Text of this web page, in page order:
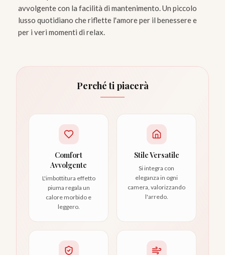
avvolgente con la facilità di mantenimento. Un piccolo
lusso quotidiano che riflette l'amore per il benessere e
per i veri momenti di relax.
Perché ti piacerà
Comfort
Avvolgente
L'imbottitura effetto
piuma regala un
calore morbido e
leggero.
Stile Versatile
Si integra con
eleganza in ogni
camera, valorizzando
l'arredo.